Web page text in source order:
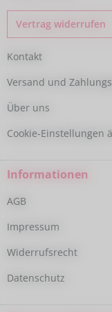
Vertrag widerrufen
Kontakt
Versand und
Über uns
Cookie-Einstellungen
Informationen
AGB
Impressum
Widerrufsrecht
Datenschutz